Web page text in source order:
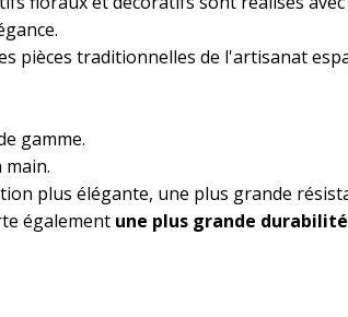
pièces traditionnelles de l'artisanat
gamme.
plus élégante, une plus grande
également une plus grande